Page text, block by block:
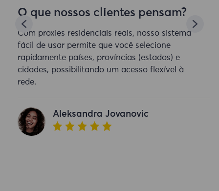
O que nossos clientes pensam?
Com proxies residenciais reais, nosso sistema
fácil de usar permite que você selecione
rapidamente países, províncias (estados) e
cidades, possibilitando um acesso flexível à
rede.
Aleksandra Jovanovic